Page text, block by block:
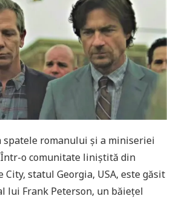
spatele romanului și a miniseriei
o comunitate liniștită din
City, statul Georgia, USA, este găsit
lui Frank Peterson, un băiețel